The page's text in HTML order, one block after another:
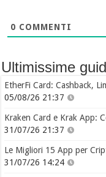
0 COMMENTI
Ultimissime
EtherFi Card: Cashback,
05/08/26 21:37
Kraken Card e Krak App:
31/07/26 21:37
Le Migliori 15 App per
31/07/26 14:24